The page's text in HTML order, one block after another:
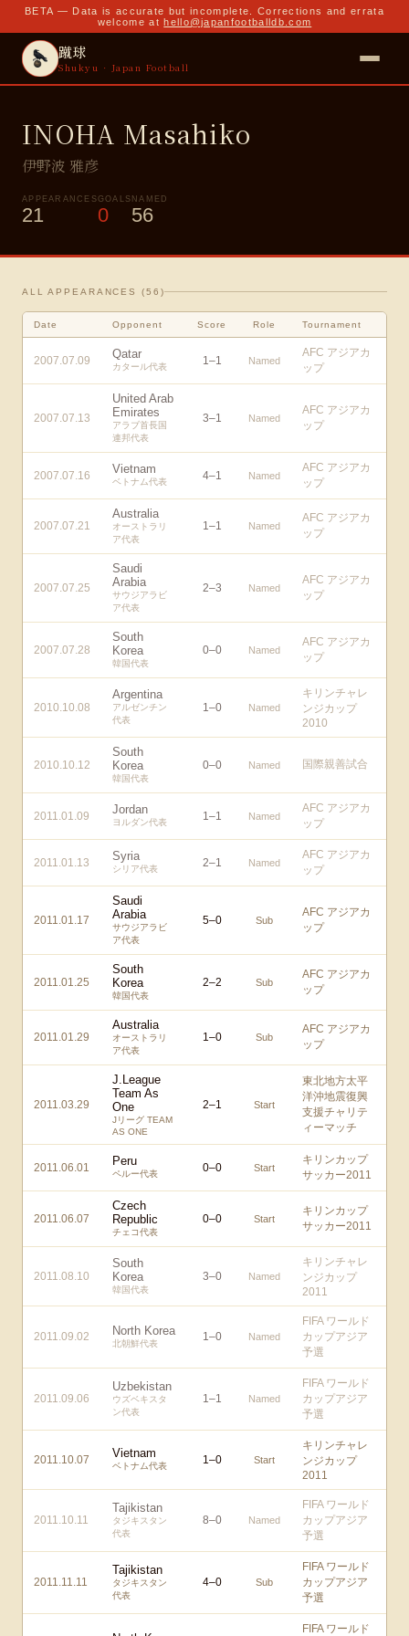
BETA — Data is accurate but incomplete. Corrections and errata
welcome at hello@japanfootballdb.com
蹴球
Shukyu · Japan Football
INOHA Masahiko
伊野波 雅彦
APPEARANCES
21
GOALS
0
NAMED
56
ALL APPEARANCES (56 )
Date Opponent Score Role Tournament
2007.07.09 Qatar
カタール代表 1–1 Named
AFC アジアカ
ップ
2007.07.13
United Arab
Emirates
アラブ首長国
連邦代表
3–1 Named
AFC アジアカ
ップ
2007.07.16 Vietnam
ベトナム代表 4–1 Named
AFC アジアカ
ップ
2007.07.21
Australia
オーストラリ
ア代表
1–1 Named
AFC アジアカ
ップ
2007.07.25
Saudi
Arabia
サウジアラビ
ア代表
2–3 Named
AFC アジアカ
ップ
2007.07.28
South
Korea
韓国代表
0–0 Named
AFC アジアカ
ップ
2010.10.08
Argentina
アルゼンチン
代表
1–0 Named
キリンチャレ
ンジカップ
2010
2010.10.12
South
Korea
韓国代表
0–0 Named 国際親善試合
2011.01.09 Jordan
ヨルダン代表 1–1 Named
AFC アジアカ
ップ
2011.01.13 Syria
シリア代表 2–1 Named
AFC アジアカ
ップ
2011.01.17
Saudi
Arabia
サウジアラビ
ア代表
5–0 Sub
AFC アジアカ
ップ
2011.01.25
South
Korea
韓国代表
2–2 Sub
AFC アジアカ
ップ
2011.01.29
Australia
オーストラリ
ア代表
1–0 Sub
AFC アジアカ
ップ
2011.03.29
J.League
Team As
One
Jリーグ TEAM
AS ONE
2–1 Start
東北地方太平
洋沖地震復興
支援チャリテ
ィーマッチ
2011.06.01 Peru
ペルー代表 0–0 Start
キリンカップ
サッカー2011
2011.06.07
Czech
Republic
チェコ代表
0–0 Start
キリンカップ
サッカー2011
2011.08.10
South
Korea
韓国代表
3–0 Named
キリンチャレ
ンジカップ
2011
2011.09.02 North Korea
北朝鮮代表
1–0 Named
FIFA ワールド
カップアジア
予選
2011.09.06
Uzbekistan
ウズベキスタ
ン代表
1–1 Named
FIFA ワールド
カップアジア
予選
2011.10.07 Vietnam
ベトナム代表 1–0 Start
キリンチャレ
ンジカップ
2011
2011.10.11
Tajikistan
タジキスタン
代表
8–0 Named
FIFA ワールド
カップアジア
予選
2011.11.11
Tajikistan
タジキスタン
代表
4–0 Sub
FIFA ワールド
カップアジア
予選
FIFA ワールド